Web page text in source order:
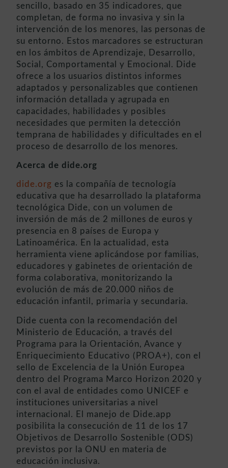
sencillo, basado en 35 indicadores, que
completan, de forma no invasiva y sin la
intervención de los menores, las personas de
su entorno. Estos marcadores se estructuran
en los ámbitos de Aprendizaje, Desarrollo,
Social, Comportamental y Emocional. Dide
ofrece a los usuarios distintos informes
adaptados y personalizables que contienen
información detallada y agrupada en
capacidades, habilidades y posibles
necesidades que permiten la detección
temprana de habilidades y dificultades en el
proceso de desarrollo de los menores.
Acerca de dide.org
d ide.org es la compañía de tecnología
educativa que ha desarrollado la plataforma
tecnológica Dide, con un volumen de
inversión de más de 2 millones de euros y
presencia en 8 países de Europa y
Latinoamérica. En la actualidad, esta
herramienta viene aplicándose por familias,
educadores y gabinetes de orientación de
forma colaborativa, monitorizando la
evolución de más de 20.000 niños de
educación infantil, primaria y secundaria.
Dide cuenta con la recomendación del
Ministerio de Educación, a través del
Programa para la Orientación, Avance y
Enriquecimiento Educativo (PROA+), con el
sello de Excelencia de la Unión Europea
dentro del Programa Marco Horizon 2020 y
con el aval de entidades como UNICEF e
instituciones universitarias a nivel
internacional. El manejo de Dide.app
posibilita la consecución de 11 de los 17
Objetivos de Desarrollo Sostenible (ODS)
previstos por la ONU en materia de
educación inclusiva.